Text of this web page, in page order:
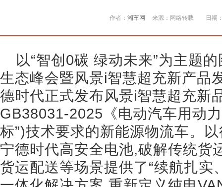
作者： 湘车网 来源：网络转载 日期
以“智创0碳 绿动未来”为主题
生态峰会暨风景i智慧超充新产品
德时代正式发布风景i智慧超充新
GB38031-2025《电动汽车用动
标”)技术要求的新能源物流车。
宁德时代高安全电池,破解传统货
货运配送等场景提供了“续航扎实